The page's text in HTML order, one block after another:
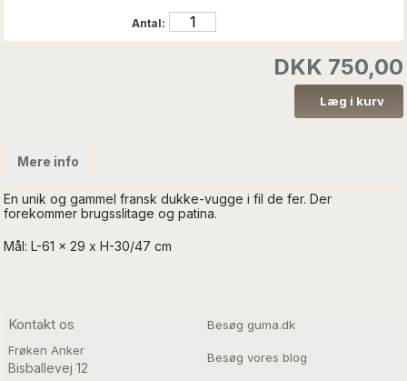
Antal:
DKK 750,00
Mere info
En unik og gammel fransk dukke-vugge i fil de fer. Der
forekommer brugsslitage og patina.
Mål: L-61 x 29 x H-30/47 cm
Kontakt os
Frøken Anker
Bisballevej 12
Besøg guma.dk
Besøg vores blog